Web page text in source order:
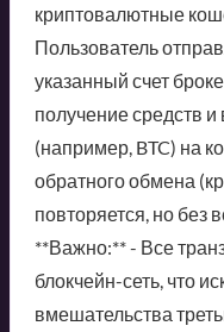
криптовалютные
Пользователь
указанный счет
получение средств
(например, BTC) на
обратного обмена
повторяется, но без
**Важно:** - Все
блокчейн-сеть, что
вмешательства